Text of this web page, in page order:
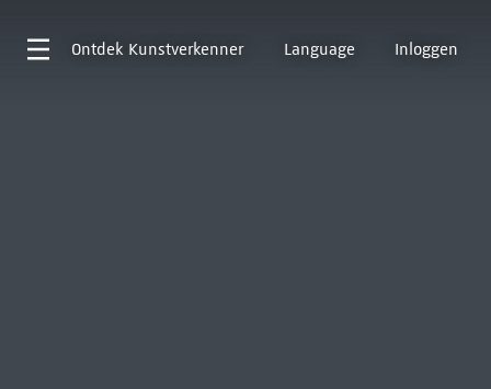
Ontdek Kunstverkenner Language Inloggen